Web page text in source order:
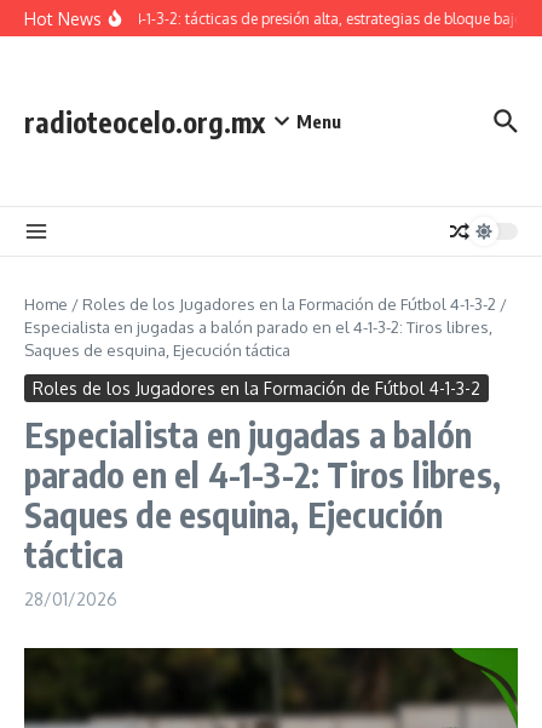
Skip to content
Hot News
Formación 4-1-3-2: tácticas de presión alta, estrategias de bloque bajo,
radioteocelo.org.mx Menu
Home / Roles de los Jugadores en la Formación de Fútbol 4-1-3-2 /
Especialista en jugadas a balón parado en el 4-1-3-2: Tiros libres,
Saques de esquina, Ejecución táctica
Roles de los Jugadores en la Formación de Fútbol 4-1-3-2
Especialista en jugadas a balón
parado en el 4-1-3-2: Tiros libres,
Saques de esquina, Ejecución
táctica
28/01/2026